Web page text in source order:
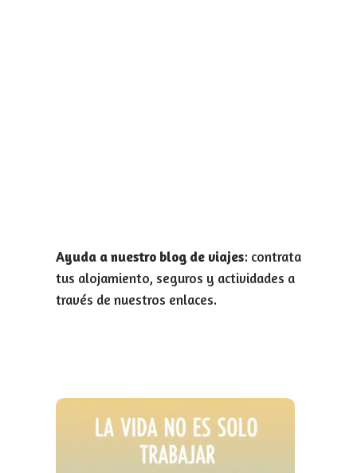
Ayuda a nuestro blog de viajes: contrata
tus alojamiento, seguros y actividades a
través de nuestros enlaces.